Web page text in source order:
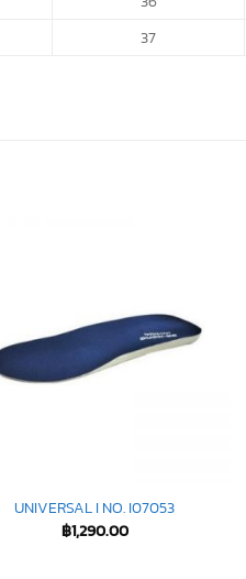
37
UNIVERSAL I NO. I07053
฿1,290.00